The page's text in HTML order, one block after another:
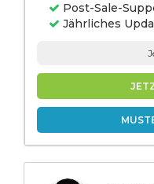
Post-Sale-
Jährliches